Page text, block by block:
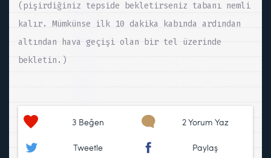
(pişirdiğiniz tepside bekletirseniz tabanı nemli
kalır. Mümkünse ilk 10 dakika kabında ardından
altından hava geçişi olan bir tel üzerinde
bekletin.)
3 Beğen 2 Yorum Yaz
Tweetle Paylaş